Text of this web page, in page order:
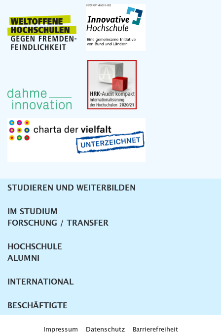
Unternavigation
STUDIEREN UND WEITERBILDEN
IM STUDIUM
FORSCHUNG / TRANSFER
HOCHSCHULE
ALUMNI
INTERNATIONAL
BESCHÄFTIGTE
Impressum Datenschutz Barrierefreiheit